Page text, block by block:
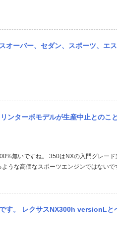
ートの中で、新車で購入し2〜3年後最もリセールが高いのはどれでしょ
駆け込みで契約しました。 今後プレミア価格になればと願っていますが
無いですね。 350はNXの入門グレー
うな高価なスポーツエンジンではない
います) むしろ、秋に予定されているビ
とベンツGLB200dの購入で迷っています。（どちらにしても認定